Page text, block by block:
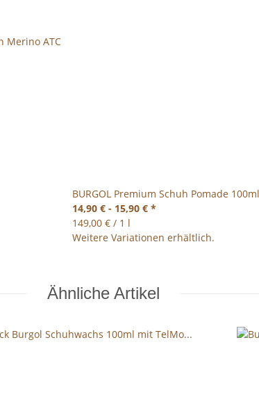
Merino ATC
BURGOL Premium Schuh Pomade
14,90 € - 15,90 € *
149,00 € / 1 l
Weitere Variationen erhältlich.
Ähnliche Artikel